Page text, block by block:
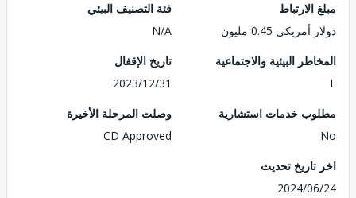
0.45 مليون
فئة التصنيف البيئي
البيئية والاجتماعية
تاريخ الإقفال
2023/12/31
خدمات استشارية
وصلت المرحلة الأخيرة
CD Approved
تحديث
2024/